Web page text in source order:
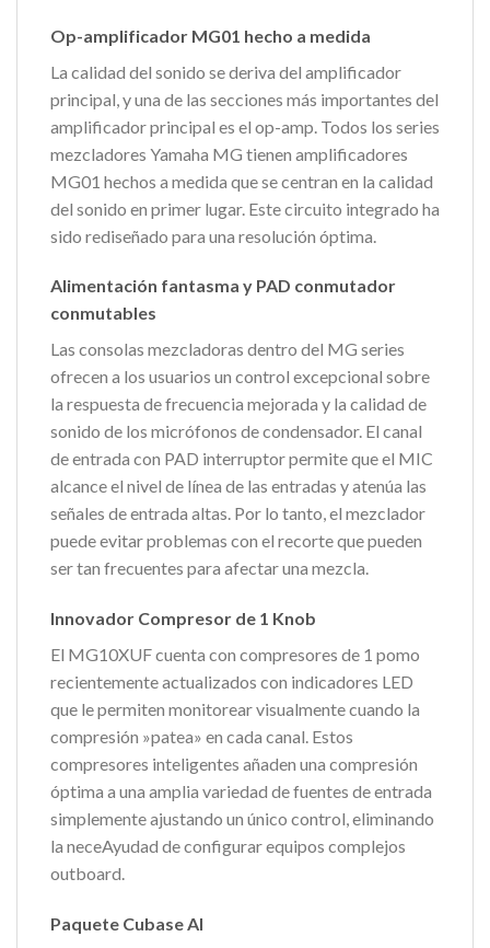
Op-amplificador MG01 hecho a medida
La calidad del sonido se deriva del amplificador
principal, y una de las secciones más importantes del
amplificador principal es el op-amp. Todos los series
mezcladores Yamaha MG tienen amplificadores
MG01 hechos a medida que se centran en la calidad
del sonido en primer lugar. Este circuito integrado ha
sido rediseñado para una resolución óptima.
Alimentación fantasma y PAD conmutador
conmutables
Las consolas mezcladoras dentro del MG series
ofrecen a los usuarios un control excepcional sobre
la respuesta de frecuencia mejorada y la calidad de
sonido de los micrófonos de condensador. El canal
de entrada con PAD interruptor permite que el MIC
alcance el nivel de línea de las entradas y atenúa las
señales de entrada altas. Por lo tanto, el mezclador
puede evitar problemas con el recorte que pueden
ser tan frecuentes para afectar una mezcla.
Innovador Compresor de 1 Knob
El MG10XUF cuenta con compresores de 1 pomo
recientemente actualizados con indicadores LED
que le permiten monitorear visualmente cuando la
compresión »patea» en cada canal. Estos
compresores inteligentes añaden una compresión
óptima a una amplia variedad de fuentes de entrada
simplemente ajustando un único control, eliminando
la neceAyudad de configurar equipos complejos
outboard.
Paquete Cubase AI